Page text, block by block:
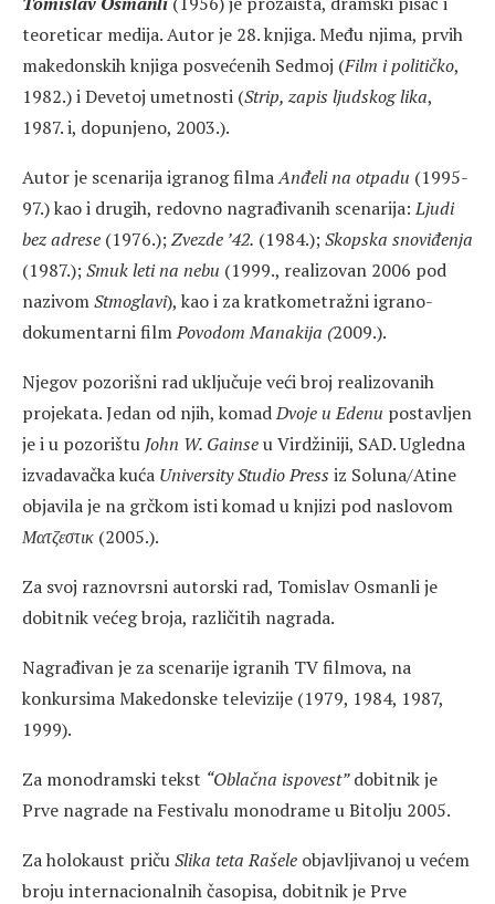
teoreticar medija. Autor je 28. knjiga. Među njima, prvih
makedonskih knjiga posvećenih Sedmoj (Film i političko,
1982.) i Devetoj umetnosti (Strip, zapis ljudskog lika,
1987. i, dopunjeno, 2003.).
Autor je scenarija igranog filmaAnđeli na otpadu (1995-
97.) kao i drugih, redovno nagrađivanih scenarija:Ljudi
bez adrese (1976.);Zvezde ’42. (1984.);Skopska snoviđenja
(1987.);Smuk leti na nebu (1999., realizovan 2006 pod
nazivomStmoglavi), kao i za kratkometražni igrano-
dokumentarni filmPovodom Manakija (2009.).
Njegov pozorišni rad uključuje veći broj realizovanih
projekata. Jedan od njih, komadDvoje u Edenu postavljen
je i u pozorištu John W. Gainseu Virdžiniji, SAD. Ugledna
izvadavačka kuća University Studio Press iz Soluna/Atine
objavila je na grčkom isti komad u knjizi pod naslovom
Ματζεστικ (2005.).
Za svoj raznovrsni autorski rad, Tomislav Osmanli je
dobitnik većeg broja, različitih nagrada.
Nagrađivan je za scenarije igranih TV filmova, na
konkursima Makedonske televizije (1979, 1984, 1987,
1999).
Za monodramski tekst “Oblačna ispovest”dobitnik je
Prve nagrade na Festivalu monodrame u Bitolju 2005.
Za holokaust pričuSlika teta Rašele objavljivanoj u većem
broju internacionalnih časopisa, dobitnik je Prve